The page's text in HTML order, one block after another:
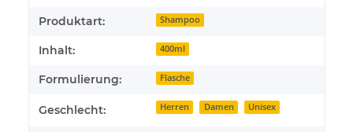
Produktart: Shampoo
Inhalt: 400ml
Formulierung: Flasche
Geschlecht: Herren Damen Unisex